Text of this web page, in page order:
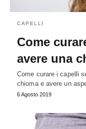
CAPELLI
Come
avere una
Come curare i capelli
chioma e avere un
6 Agosto 2019